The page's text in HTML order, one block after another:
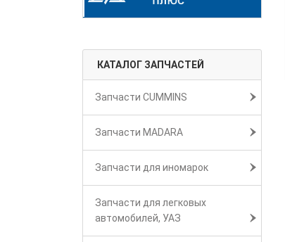
КАТАЛОГ ЗАПЧАСТЕЙ
Запчасти CUMMINS
Запчасти MADARA
Запчасти для иномарок
Запчасти для легковых
автомобилей, УАЗ